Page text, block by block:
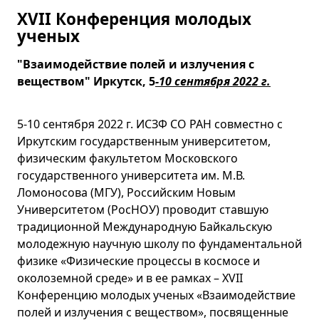
XVII Конференция молодых
ученых
"Взаимодействие полей и излучения с
веществом" Иркутск, 5-10 сентября 2022 г.
5-10 сентября 2022 г. ИСЗФ СО РАН совместно с
Иркутским государственным университетом,
физическим факультетом Московского
государственного университета им. М.В.
Ломоносова (МГУ), Российским Новым
Университетом (РосНОУ) проводит ставшую
традиционной Международную Байкальскую
молодежную научную школу по фундаментальной
физике «Физические процессы в космосе и
околоземной среде» и в ее рамках – XVII
Конференцию молодых ученых «Взаимодействие
полей и излучения с веществом», посвященные